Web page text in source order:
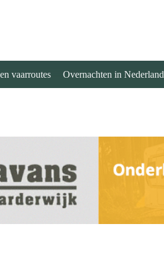
vaarroutes Overnachten in Nederland